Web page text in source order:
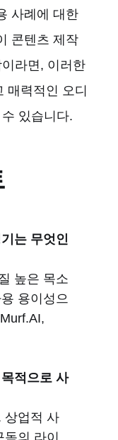
사례에 대한
콘텐츠 제작
라면, 이러한
매력적인 오디
있습니다.
는 무엇인
높은 목소
용이성으
적으로 사
상업적 사